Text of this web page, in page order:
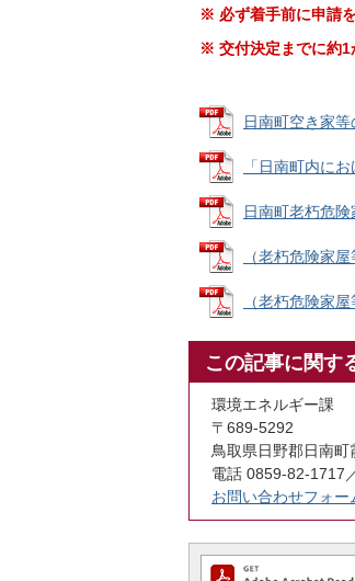
※ 必ず着手前に申請
※ 交付決定までに約1
日南町空き家
「日南町内に
日南町老朽危
（老朽危険家
（老朽危険家
この記事に関す
環境エネルギー課
〒689-5292
鳥取県日野郡日南町
電話 0859-82-1717
お問い合わせフォー